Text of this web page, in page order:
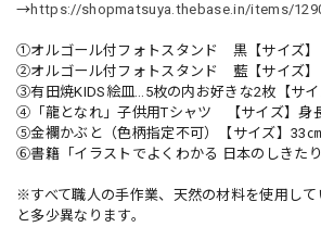
→https://shopmatsuya.thebase.in/items/
①オルゴール付フォトスタンド 黒【サイズ】
②オルゴール付フォトスタンド 藍【サイズ】
③有田焼KIDS絵皿…5枚の内お好きな2枚【サ
④「龍となれ」子供用Tシャツ 【サイズ】身
➄金襴かぶと（色柄指定不可）【サイズ】33
⑥書籍「イラストでよくわかる 日本のしきたり
※すべて職人の手作業、天然の材料を使用し
と多少異なります。